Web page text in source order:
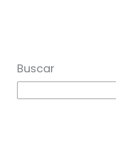
Buscar